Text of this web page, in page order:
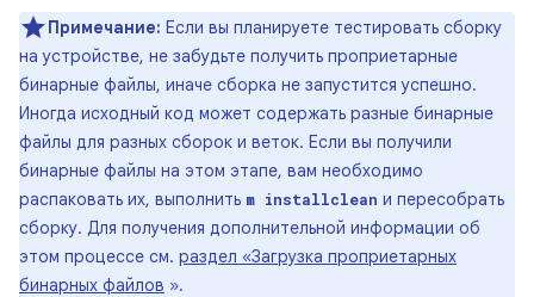
Примечание: Если вы планируете тестировать сборку
на устройстве, не забудьте получить проприетарные
бинарные файлы, иначе сборка не запустится успешно.
Иногда исходный код может содержать разные бинарные
файлы для разных сборок и веток. Если вы получили
бинарные файлы на этом этапе, вам необходимо
распаковать их, выполнить m installclean и пересобрать
сборку. Для получения дополнительной информации об
этом процессе см. раздел «Загрузка проприетарных
бинарных файлов ».